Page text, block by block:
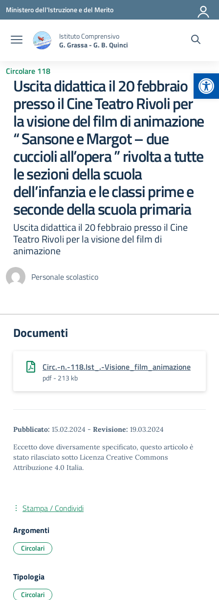
Vai ai contenuti
Vai al menu di navigazione
Vai al footer
Ministero dell'Istruzione e del Merito
Istituto Comprensivo
G. Grassa - G. B. Quinci
Circolare 118
Uscita didattica il 20 febbraio
presso il Cine Teatro Rivoli per
la visione del film di animazione
“ Sansone e Margot – due
cuccioli all’opera ” rivolta a tutte
le sezioni della scuola
dell’infanzia e le classi prime e
seconde della scuola primaria
Uscita didattica il 20 febbraio presso il Cine
Teatro Rivoli per la visione del film di
animazione
Personale scolastico
Documenti
Circ.-n.-118.Ist_.-Visione_film_animazione
pdf - 213 kb
Pubblicato: 15.02.2024 - Revisione: 19.03.2024
Eccetto dove diversamente specificato, questo articolo è
stato rilasciato sotto Licenza Creative Commons
Attribuzione 4.0 Italia.
Stampa / Condividi
Argomenti
Circolari
Tipologia
Circolari